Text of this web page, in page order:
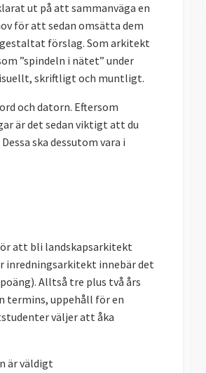
ut på att sammanväga en
för att sedan omsätta dem
förslag. Som arkitekt
”spindeln i nätet” under
skriftligt och muntligt.
och datorn. Eftersom
är det sedan viktigt att du
ska dessutom vara i
att bli landskapsarkitekt
inredningsarkitekt innebär det
Alltså tre plus två års
termins, uppehåll för en
väljer att åka
är väldigt